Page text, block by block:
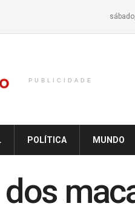
PUBLICIDADE
POLÍTICA MUNDO